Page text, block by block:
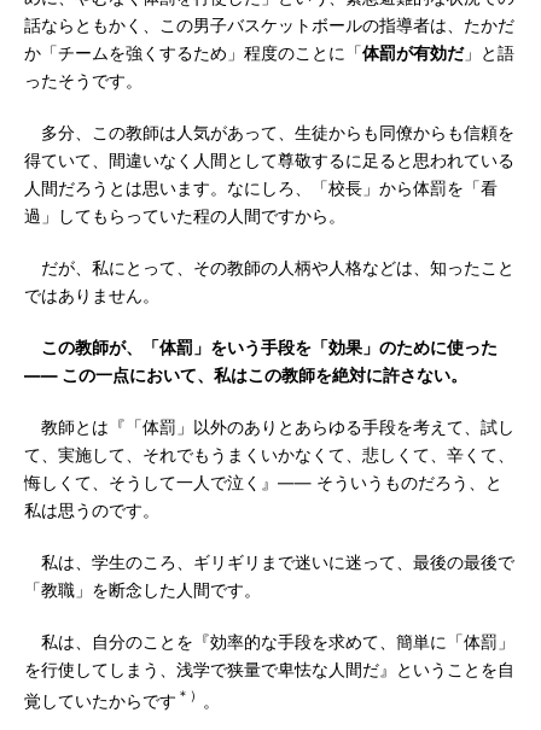
話ならともかく、この男子バスケットボールの指導者は、たかだ
か「チームを強くするため」程度のことに「体罰が有効だ」と語
ったそうです。
多分、この教師は人気があって、生徒からも同僚からも信頼を
得ていて、間違いなく人間として尊敬するに足ると思われている
人間だろうとは思います。なにしろ、「校長」から体罰を「看
過」してもらっていた程の人間ですから。
だが、私にとって、その教師の人柄や人格などは、知ったこと
ではありません。
この教師が、「体罰」をいう手段を「効果」のために使った
―― この一点において、私はこの教師を絶対に許さない。
教師とは『「体罰」以外のありとあらゆる手段を考えて、試し
て、実施して、それでもうまくいかなくて、悲しくて、辛くて、
悔しくて、そうして一人で泣く』―― そういうものだろう、と
私は思うのです。
私は、学生のころ、ギリギリまで迷いに迷って、最後の最後で
「教職」を断念した人間です。
私は、自分のことを『効率的な手段を求めて、簡単に「体罰」
を行使してしまう、浅学で狭量で卑怯な人間だ』ということを自
覚していたからです ＊） 。